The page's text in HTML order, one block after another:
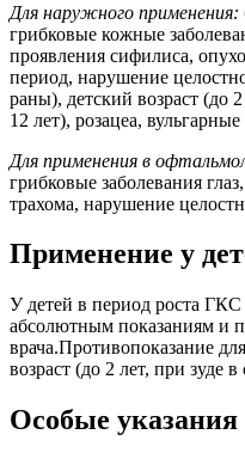
Для наружного применения:
грибковые кожные
проявления сифилиса,
период, нарушение
раны), детский возраст (до
12 лет), розацеа,
Для применения в
грибковые заболевания
трахома, нарушение
Применение у
У детей в период роста ГКС
абсолютным показаниям и
врача.Противопоказание
возраст (до 2 лет, при зуде
Особые указания